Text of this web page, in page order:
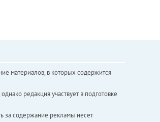
материалов, в которых содержится
редакция участвует в подготовке
за содержание рекламы несет